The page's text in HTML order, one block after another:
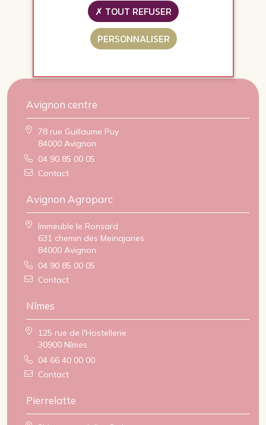
Avignon centre
78 rue Guillaume Puy
84000 Avignon
04 90 85 00 05
Contact
Avignon Agroparc
Immeuble le Ronsard
631 chemin des Meinajaries
84000 Avignon
04 90 85 00 05
Contact
Nîmes
125 rue de l'Hostellerie
30900 Nîmes
04 66 40 00 00
Contact
Pierrelatte
TOUT REFUSER
PERSONNALISER